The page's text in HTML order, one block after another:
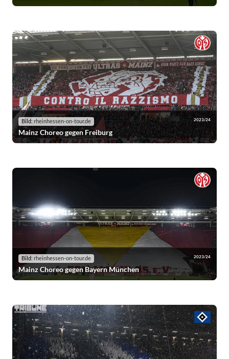
Bild: rheinhessen-on-tour.de 2023/24
Mainz Choreo gegen Freiburg
Bild: rheinhessen-on-tour.de 2023/24
Mainz Choreo gegen Bayern München